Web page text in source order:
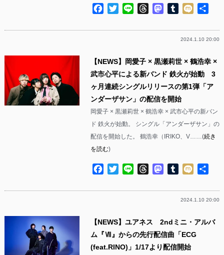
Facebook
TwitterLine ThreadsMastodon
Tumblr
Mixi
2024.1.10 20:00
【NEWS】岡愛子 × 黒瀬莉世 × 鶴浩幸 ×
武市心平による新バンド 鉄火が始動 3
ヶ月連続シングルリリースの第1弾「ア
ンダーザサン」の配信を開始
岡愛子 × 黒瀬莉世 × 鶴浩幸 × 武市心平の新バン
ド 鉄火が始動。 シングル「アンダーザサン」の
配信を開始した。 鶴浩幸（IRIKO、V……(続き
を読む)
Facebook
TwitterLine ThreadsMastodon
Tumblr
Mixi
2024.1.10 20:00
【NEWS】ユアネス 2ndミニ・アルバ
ム『Ⅶ』からの先行配信曲「ECG
(feat.RINO)」1/17より配信開始